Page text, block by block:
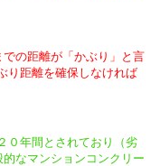
の距離が「かぶり」と言
り距離を確保しなければ
０年間とされており（劣
なマンションコンクリー